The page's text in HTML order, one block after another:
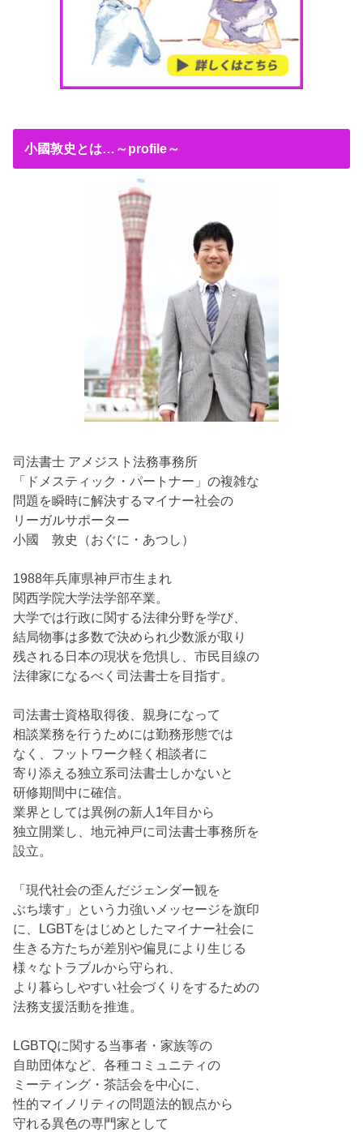
小國敦史とは…～profile～
司法書士 アメジスト法務事務所
「ドメスティック・パートナー」の複雑な
問題を瞬時に解決するマイナー社会の
リーガルサポーター
小國 敦史（おぐに・あつし）
1988年兵庫県神戸市生まれ
関西学院大学法学部卒業。
大学では行政に関する法律分野を学び、
結局物事は多数で決められ少数派が取り
残される日本の現状を危惧し、市民目線の
法律家になるべく司法書士を目指す。
司法書士資格取得後、親身になって
相談業務を行うためには勤務形態では
なく、フットワーク軽く相談者に
寄り添える独立系司法書士しかないと
研修期間中に確信。
業界としては異例の新人1年目から
独立開業し、地元神戸に司法書士事務所を
設立。
「現代社会の歪んだジェンダー観を
ぶち壊す」という力強いメッセージを旗印
に、LGBTをはじめとしたマイナー社会に
生きる方たちが差別や偏見により生じる
様々なトラブルから守られ、
より暮らしやすい社会づくりをするための
法務支援活動を推進。
LGBTQに関する当事者・家族等の
自助団体など、各種コミュニティの
ミーティング・茶話会を中心に、
性的マイノリティの問題法的観点から
守れる異色の専門家として